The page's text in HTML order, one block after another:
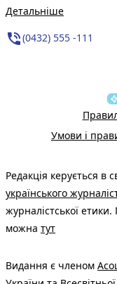
Детальніше
phone_in_talk(0432) 555 -111
Умови і
Редакція керується в
українського
журналістської
можна тут
Видання є членом